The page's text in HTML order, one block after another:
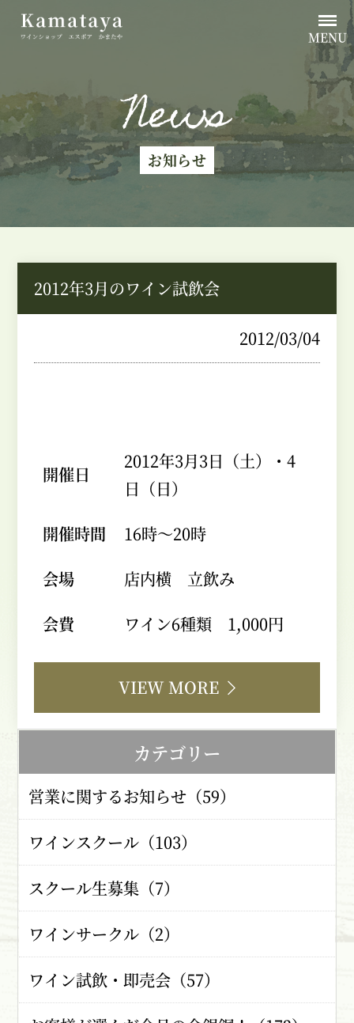
MENU
News
お知らせ
2012年3月のワイン試飲会
2012/03/04
開催日
2012年3月3日（土）・4
日（日）
開催時間
16時～20時
会場
店内横 立飲み
会費
ワイン6種類 1,000円
VIEW MORE
カテゴリー
営業に関するお知らせ（59）
ワインスクール（103）
スクール生募集（7）
ワインサークル（2）
ワイン試飲・即売会（57）